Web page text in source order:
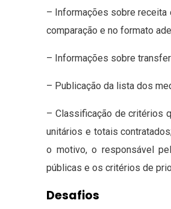
– Informações sobre receita
comparação e no formato
– Informações sobre
– Publicação da lista dos
– Classificação de critérios
unitários e totais
o motivo, o responsável
públicas e os critérios de
Desafios